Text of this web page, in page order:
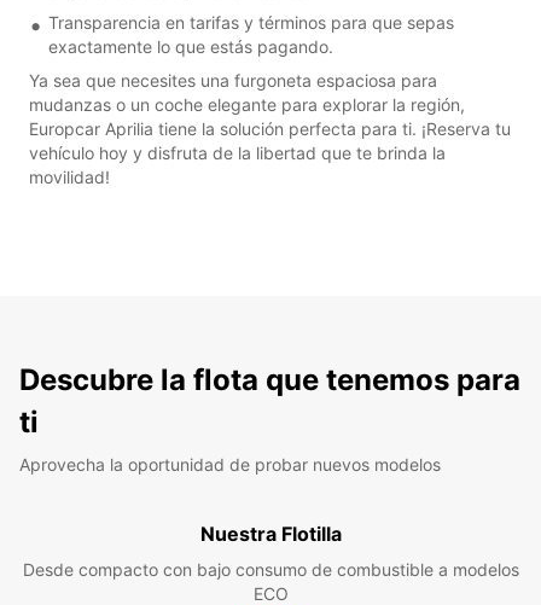
Transparencia en tarifas y términos para que sepas
exactamente lo que estás pagando.
Ya sea que necesites una furgoneta espaciosa para
mudanzas o un coche elegante para explorar la región,
Europcar Aprilia tiene la solución perfecta para ti. ¡Reserva tu
vehículo hoy y disfruta de la libertad que te brinda la
movilidad!
Descubre la flota que tenemos para
ti
Aprovecha la oportunidad de probar nuevos modelos
Nuestra Flotilla
Desde compacto con bajo consumo de combustible a modelos
ECO